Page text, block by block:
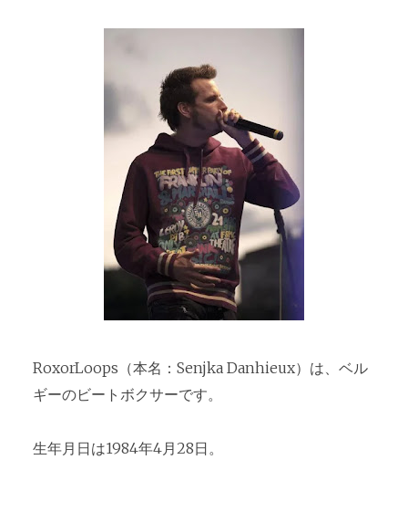
RoxorLoops（本名：Senjka Danhieux）は、ベル
ギーのビートボクサーです。
生年月日は1984年4月28日。